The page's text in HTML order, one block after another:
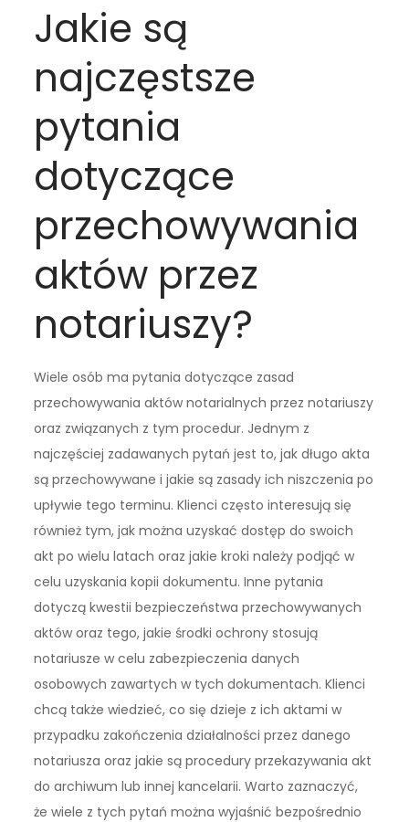
Jakie są
najczęstsze
pytania
dotyczące
przechowywania
aktów przez
notariuszy?
Wiele osób ma pytania dotyczące zasad
przechowywania aktów notarialnych przez notariuszy
oraz związanych z tym procedur. Jednym z
najczęściej zadawanych pytań jest to, jak długo akta
są przechowywane i jakie są zasady ich niszczenia po
upływie tego terminu. Klienci często interesują się
również tym, jak można uzyskać dostęp do swoich
akt po wielu latach oraz jakie kroki należy podjąć w
celu uzyskania kopii dokumentu. Inne pytania
dotyczą kwestii bezpieczeństwa przechowywanych
aktów oraz tego, jakie środki ochrony stosują
notariusze w celu zabezpieczenia danych
osobowych zawartych w tych dokumentach. Klienci
chcą także wiedzieć, co się dzieje z ich aktami w
przypadku zakończenia działalności przez danego
notariusza oraz jakie są procedury przekazywania akt
do archiwum lub innej kancelarii. Warto zaznaczyć,
że wiele z tych pytań można wyjaśnić bezpośrednio